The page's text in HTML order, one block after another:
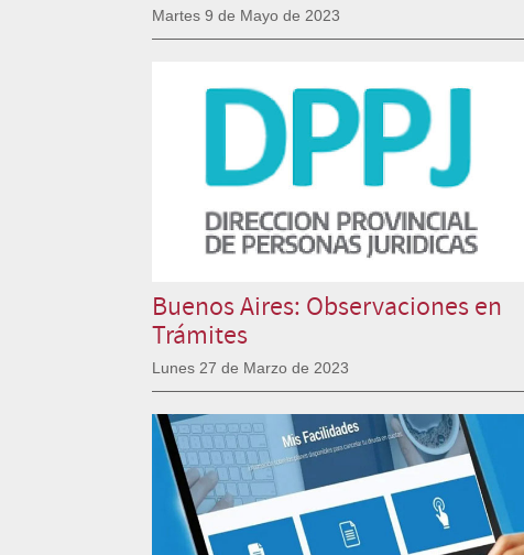
Martes 9 de Mayo de 2023
Buenos Aires: Observaciones en
Trámites
Lunes 27 de Marzo de 2023